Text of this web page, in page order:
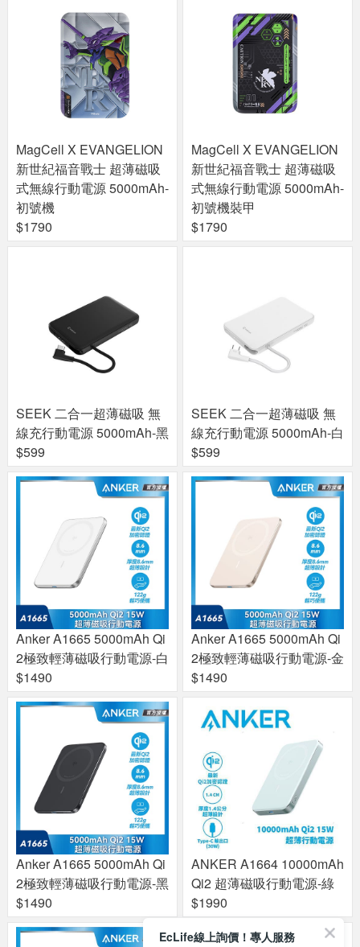
MagCell X EVANGELION
新世紀福音戰士 超薄磁吸
式無線行動電源 5000mAh-
初號機
$1790
MagCell X EVANGELION
新世紀福音戰士 超薄磁吸
式無線行動電源 5000mAh-
初號機裝甲
$1790
SEEK 二合一超薄磁吸 無
線充行動電源 5000mAh-黑
$599
SEEK 二合一超薄磁吸 無
線充行動電源 5000mAh-白
$599
Anker A1665 5000mAh Qi
2極致輕薄磁吸行動電源-白
$1490
Anker A1665 5000mAh Qi
2極致輕薄磁吸行動電源-金
$1490
Anker A1665 5000mAh Qi
2極致輕薄磁吸行動電源-黑
$1490
ANKER A1664 10000mAh
Qi2 超薄磁吸行動電源-綠
$1990
EcLife線上詢價！專人服務